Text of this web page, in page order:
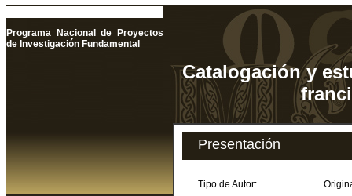
Programa Nacional de Proyectos
de Investigación Fundamental
Catalogación y
Presentación
Tipo de Autor: